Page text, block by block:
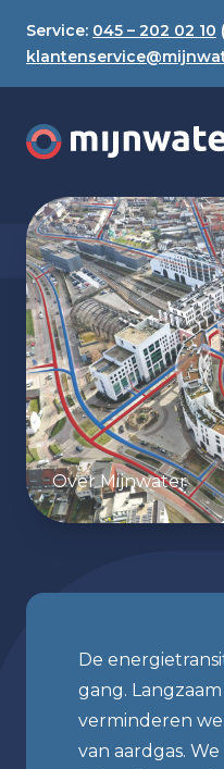
Service: 045 – 202 02 10
Over Mijnwater
De
gang.
verminderen
van aardgas.